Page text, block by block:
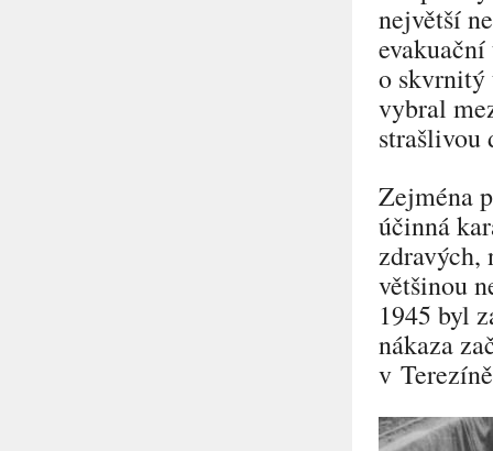
největší
o skvrnitý
vybral
strašlivou
Zejména
účinná
zdravých,
většinou
1945 byl
nákaza
v